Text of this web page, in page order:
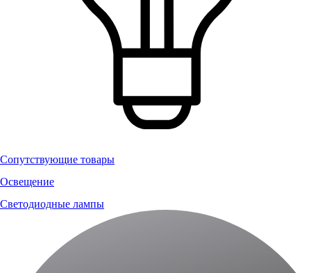
Сопутствующие товары
Освещение
Светодиодные лампы